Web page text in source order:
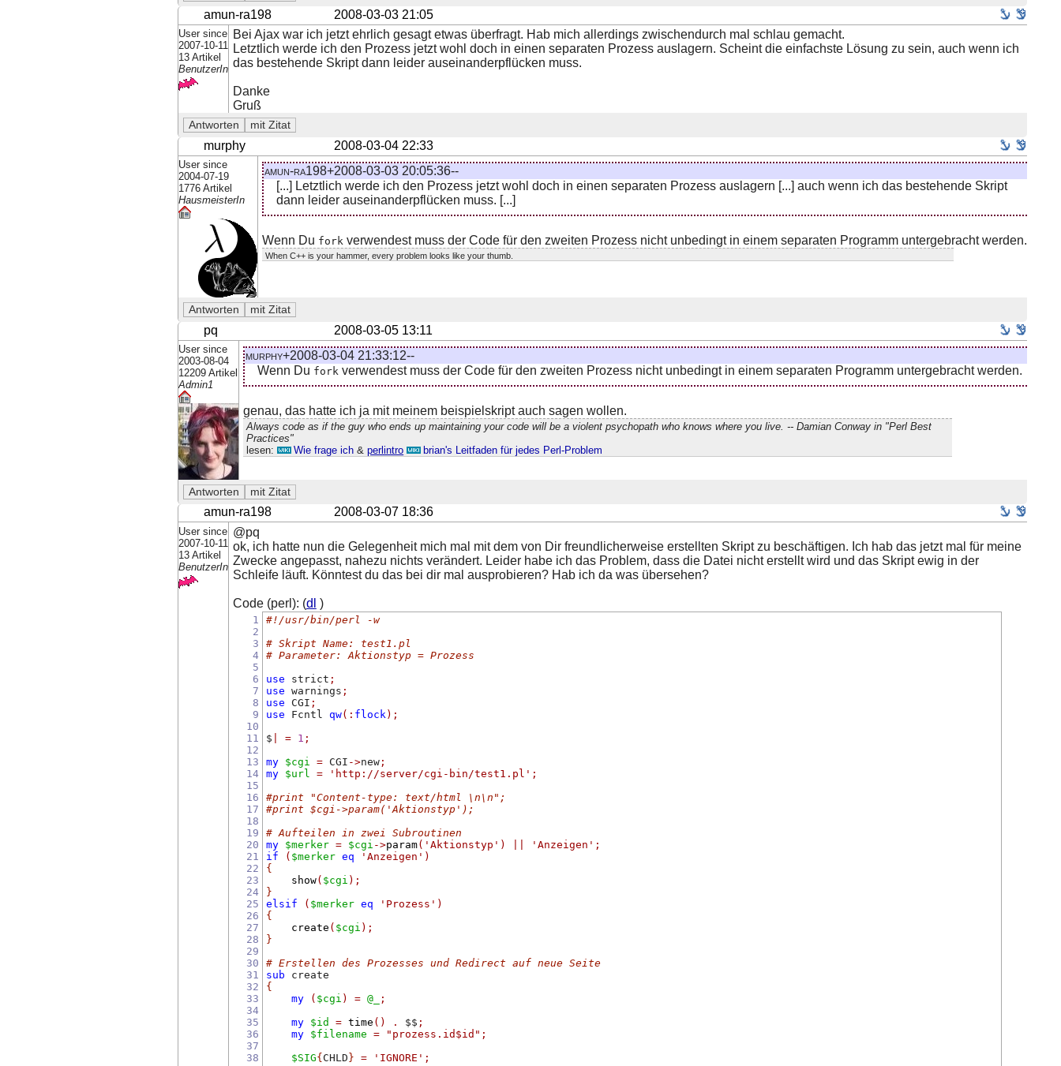
amun-ra198 2008-03-03 21:05
User since
2007-10-11
13 Artikel
BenutzerIn
Bei Ajax war ich jetzt ehrlich gesagt etwas überfragt. Hab mich allerdings zwischendurch mal schlau gemacht.
Letztlich werde ich den Prozess jetzt wohl doch in einen separaten Prozess auslagern. Scheint die einfachste Lösung zu sein, auch wenn ich
das bestehende Skript dann leider auseinanderpflücken muss.
Danke
Gruß
murphy 2008-03-04 22:33
User since
2004-07-19
1776 Artikel
HausmeisterIn
amun-ra198+2008-03-03 20:05:36--
[...] Letztlich werde ich den Prozess jetzt wohl doch in einen separaten Prozess auslagern [...] auch wenn ich das bestehende Skript
dann leider auseinanderpflücken muss. [...]
Wenn Du fork verwendest muss der Code für den zweiten Prozess nicht unbedingt in einem separaten Programm untergebracht werden.
When C++ is your hammer, every problem looks like your thumb.
pq 2008-03-05 13:11
User since
2003-08-04
12209 Artikel
Admin1
murphy+2008-03-04 21:33:12--
Wenn Du fork verwendest muss der Code für den zweiten Prozess nicht unbedingt in einem separaten Programm untergebracht werden.
genau, das hatte ich ja mit meinem beispielskript auch sagen wollen.
Always code as if the guy who ends up maintaining your code will be a violent psychopath who knows where you live. -- Damian Conway in "Perl Best
Practices"
lesen:
Wie frage ich &perlintro brian's Leitfaden für jedes Perl-Problem
amun-ra198 2008-03-07 18:36
User since
2007-10-11
13 Artikel
BenutzerIn
@pq
ok, ich hatte nun die Gelegenheit mich mal mit dem von Dir freundlicherweise erstellten Skript zu beschäftigen. Ich hab das jetzt mal für meine
Zwecke angepasst, nahezu nichts verändert. Leider habe ich das Problem, dass die Datei nicht erstellt wird und das Skript ewig in der
Schleife läuft. Könntest du das bei dir mal ausprobieren? Hab ich da was übersehen?
Code (perl): (dl )
1
2
3
4
5
6
7
8
9
10
11
12
13
14
15
16
17
18
19
20
21
22
23
24
25
26
27
28
29
30
31
32
33
34
35
36
37
38
#!/usr/bin/perl -w
# Skript Name: test1.pl
# Parameter: Aktionstyp = Prozess
use strict ;
use warnings ;
use CGI ;
use Fcntl qw(: flock );
$
= 1 ;
my
$cgi = CGI ->new;
my
$url = 'http://server/cgi-bin/test1.pl' ;
#print "Content-type: text/html \n\n";
#print $cgi->param('Aktionstyp');
# Aufteilen in zwei Subroutinen
my
$merker = $cgi ->param( 'Aktionstyp' ) 'Anzeigen' ;
if
( $merker eq 'Anzeigen' )
{
show( $cgi );
}
elsif
( $merker eq 'Prozess' )
{
create ( $cgi );
}
# Erstellen des Prozesses und Redirect auf neue Seite
sub create
{
my
( $cgi ) = @_
;
my
$id = time () . $$ ;
my
$filename = "prozess.id$id" ;
$SIG{CHLD} = 'IGNORE' ;